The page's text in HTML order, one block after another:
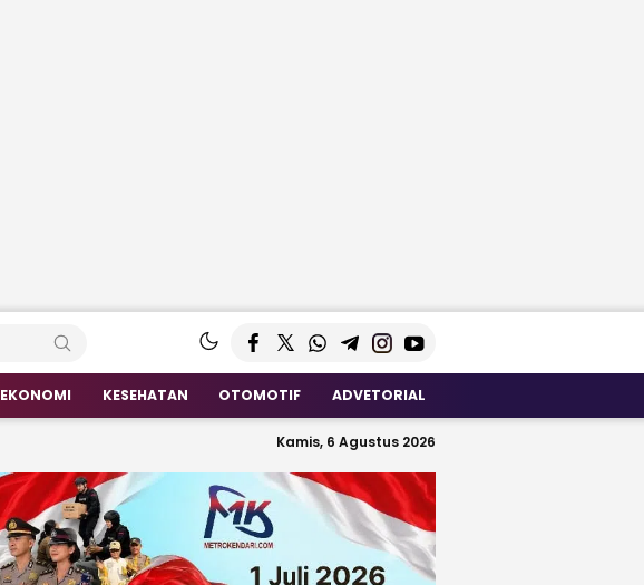
EKONOMI KESEHATAN OTOMOTIF ADVETORIAL
Kamis, 6 Agustus 2026